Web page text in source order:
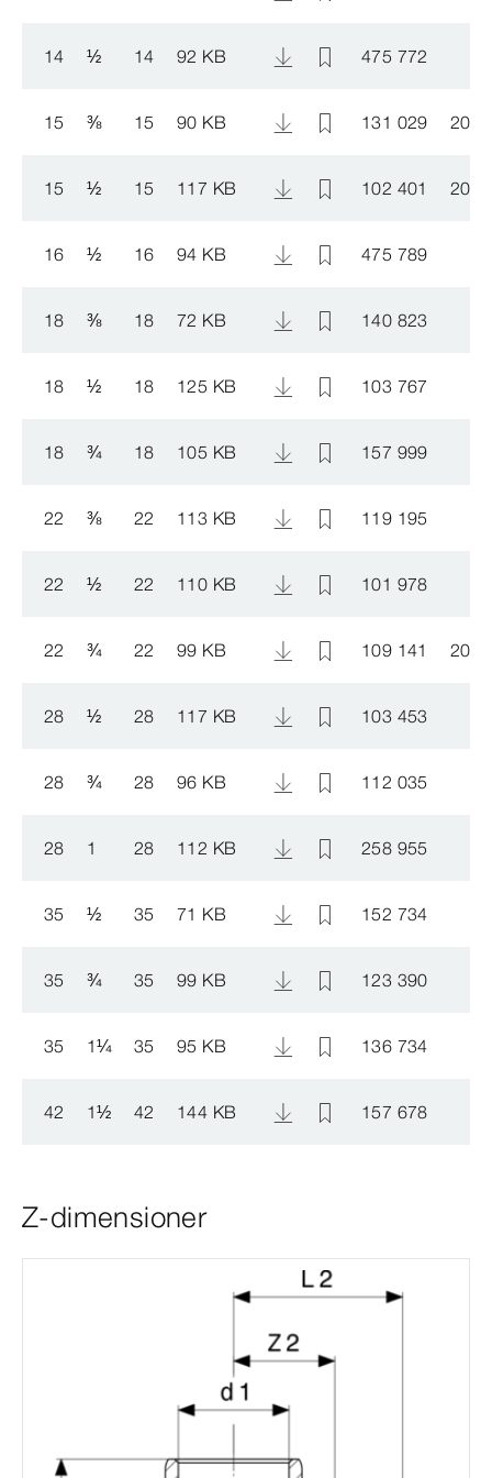
14 ½ 14 92 KB 475 772
15 ⅜ 15 90 KB 131 029
15 ½ 15 117 KB 102 401
16 ½ 16 94 KB 475 789
18 ⅜ 18 72 KB 140 823
18 ½ 18 125 KB 103 767
18 ¾ 18 105 KB 157 999
22 ⅜ 22 113 KB 119 195
22 ½ 22 110 KB 101 978
22 ¾ 22 99 KB 109 141
28 ½ 28 117 KB 103 453
28 ¾ 28 96 KB 112 035
28 1 28 112 KB 258 955
35 ½ 35 71 KB 152 734
35 ¾ 35 99 KB 123 390
35 1¼ 35 95 KB 136 734
42 1½ 42 144 KB 157 678
Z-dimensioner